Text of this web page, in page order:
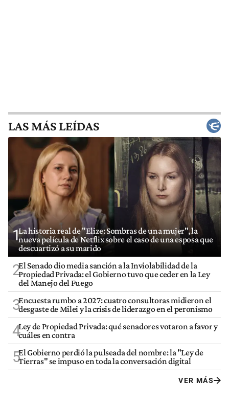
LAS MÁS LEÍDAS
1La historia real de "Elize: Sombras de una mujer", la
nueva película de Netflix sobre el caso de una esposa que
descuartizó a su marido
2El Senado dio media sanción a la Inviolabilidad de la
Propiedad Privada: el Gobierno tuvo que ceder en la Ley
del Manejo del Fuego
3Encuesta rumbo a 2027: cuatro consultoras midieron el
desgaste de Milei y la crisis de liderazgo en el peronismo
4Ley de Propiedad Privada: qué senadores votaron a favor y
cuáles en contra
5El Gobierno perdió la pulseada del nombre: la "Ley de
Tierras" se impuso en toda la conversación digital
VER MÁS